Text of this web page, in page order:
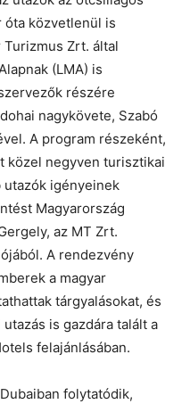
óta közvetlenül is
Zrt. által
(LMA) is
részére
nagykövete, Szabó
A program részeként,
közel negyven turisztikai
utazók igényeinek
Magyarország
az MT Zrt.
A rendezvény
a magyar
tárgyalásokat, és
is gazdára talált a
felajánlásában.
folytatódik,